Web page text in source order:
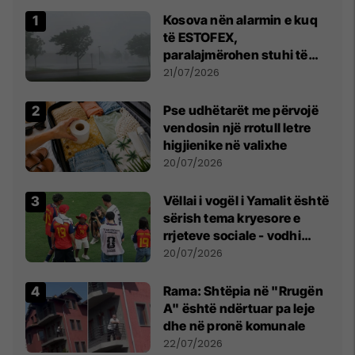
Kosova nën alarmin e kuq
të ESTOFEX,
paralajmërohen stuhi të
fuqishme me breshër dhe
21/07/2026
Pse udhëtarët me përvojë
vendosin një rrotull letre
higjienike në valixhe
20/07/2026
Vëllai i vogël i Yamalit është
sërish tema kryesore e
rrjeteve sociale - vodhi
vëmendjen pas finales së
20/07/2026
Rama: Shtëpia në "Rrugën
A" është ndërtuar pa leje
dhe në pronë komunale
22/07/2026